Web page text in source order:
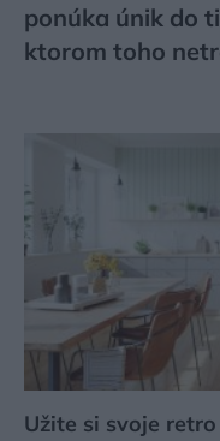
ponúka únik do
ktorom toho
Užite si svoje